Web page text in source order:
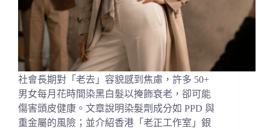
社會長期對「老去」容貌感到焦慮，許多 50+
男女每月花時間染黑白髮以掩飾衰老，卻可能
傷害頭皮健康。文章說明染髮劑成分如 PPD 與
重金屬的風險；並介紹香港「老正工作室」銀